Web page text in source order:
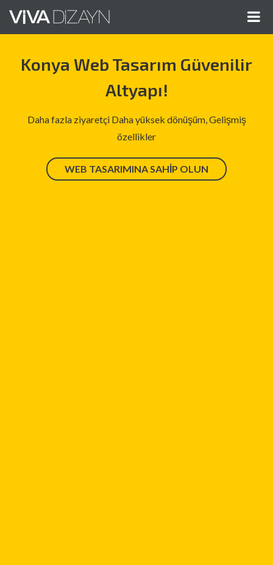
Konya Web Tasarım Güvenilir
Altyapı!
Daha fazla ziyaretçi Daha yüksek dönüşüm, Gelişmiş
özellikler
WEB TASARIMINA SAHIP OLUN